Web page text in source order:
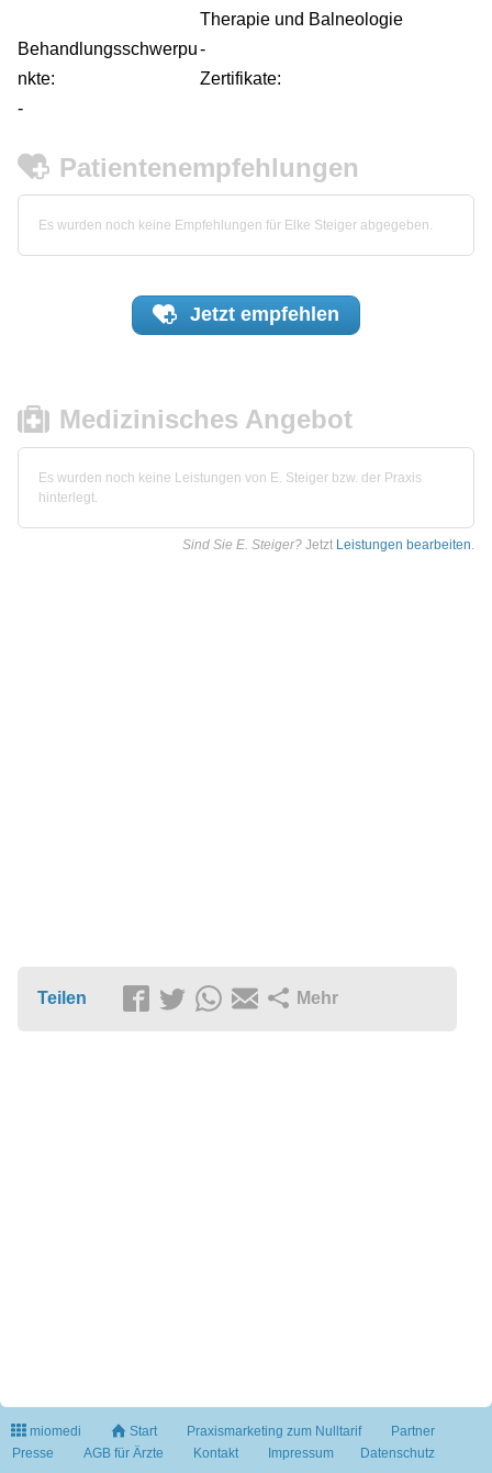
Therapie und Balneologie
Behandlungsschwerpu
nkte:
-
Zertifikate:
-
Patientenempfehlungen
Es wurden noch keine Empfehlungen für Elke Steiger abgegeben.
Jetzt empfehlen
Medizinisches Angebot
Es wurden noch keine Leistungen von E. Steiger bzw. der Praxis
hinterlegt.
Sind Sie E. Steiger? Jetzt Leistungen bearbeiten.
Teilen Mehr
miomedi Start Praxismarketing zum Nulltarif
Partner
Presse
AGB für Ärzte Kontakt Impressum Datenschutz